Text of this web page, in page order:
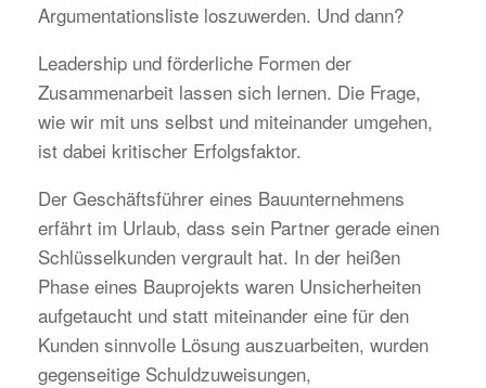
Argumentationsliste loszuwerden. Und dann?
Leadership und förderliche Formen der
Zusammenarbeit lassen sich lernen. Die Frage,
wie wir mit uns selbst und miteinander umgehen,
ist dabei kritischer Erfolgsfaktor.
Der Geschäftsführer eines Bauunternehmens
erfährt im Urlaub, dass sein Partner gerade einen
Schlüsselkunden vergrault hat. In der heißen
Phase eines Bauprojekts waren Unsicherheiten
aufgetaucht und statt miteinander eine für den
Kunden sinnvolle Lösung auszuarbeiten, wurden
gegenseitige Schuldzuweisungen,